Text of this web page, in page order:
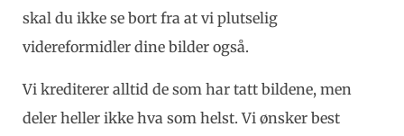
skal du ikke se bort fra at vi plutselig
videreformidler dine bilder også.
Vi krediterer alltid de som har tatt bildene, men
deler heller ikke hva som helst. Vi ønsker best